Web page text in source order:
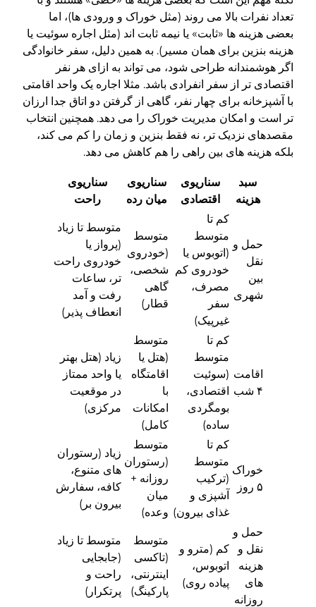
تعداد نفرات بالا می روند (مثل خوراک و ورودی ها)، اما
بعضی هزینه ها «ثابت» یا نیمه ثابت اند (مثل اجاره سوئیت یا
هزینه بنزین برای همان مسیر). به همین دلیل، سفر خانوادگی
اگر هوشمندانه طراحی شود، می تواند به ازای هر نفر
اقتصادی تر از سفر انفرادی باشد. مثلا اجاره یک واحد اقامتی
با آشپزخانه برای چهار نفر، گاهی از گرفتن دو اتاق جدا ارزان
تر است و امکان مدیریت خوراک را می دهد. همچنین انتخاب
مقصدهای نزدیک تر، نه فقط بنزین و زمان را کم می کند،
بلکه هزینه های بین راهی را هم کاهش می دهد.
سبد
هزینه
سناریوی
اقتصادی
سناریوی
میان رده
سناریوی
راحت
حمل و
نقل
بین
شهری
کم تا
متوسط
(اتوبوس یا
خودروی کم
مصرف،
سفر
غیرپیک)
متوسط
(خودروی
شخصی،
گاهی
قطار)
متوسط تا زیاد
(پرواز یا
خودروی راحت
تر، ساعات
رفت و آمد
انعطاف پذیر)
اقامت
۴ شب
کم تا
متوسط
(سوئیت
اقتصادی،
بومگردی
ساده)
متوسط
(هتل یا
اقامتگاه
با
امکانات
کامل)
زیاد (هتل بهتر
یا واحد ممتاز
در موقعیت
مرکزی)
خوراک
۵ روز
کم تا
متوسط
(ترکیب
آشپزی و
غذای بیرون)
متوسط
(رستوران
روزانه +
میان
وعده)
زیاد (رستوران
های متنوع،
کافه، سفارش
بیرون بر)
حمل و
نقل و
هزینه
های
روزانه
کم (مترو و
اتوبوس،
پیاده روی)
متوسط
(تاکسی
اینترنتی،
پارکینگ)
متوسط تا زیاد
(جابجایی
راحت و
پرتکرار)